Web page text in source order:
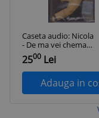
Caseta audio: Nicola
- De ma vei chema...
( 2004, originala,
noua SIGILATA )
2500 Lei
Adauga in